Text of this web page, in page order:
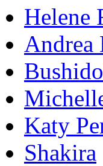
Helene
Andrea
Bushido
Katy
Shakira